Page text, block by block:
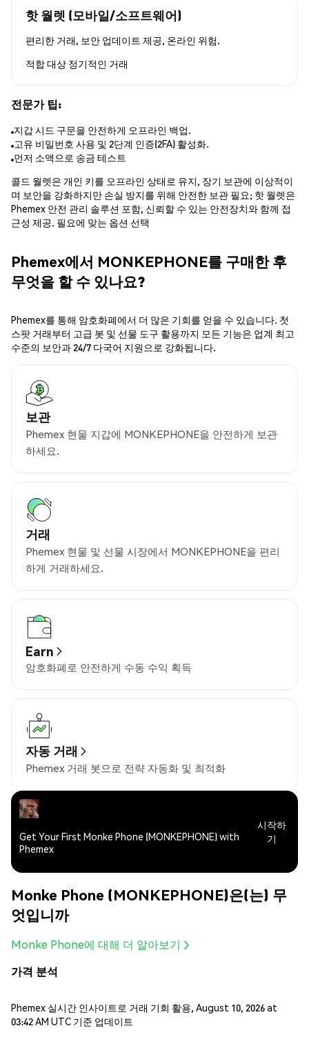
핫 월렛 (모바일/소프트웨어)
편리한 거래, 보안 업데이트 제공, 온라인 위험.
적합 대상 정기적인 거래
전문가 팁:
지갑 시드 구문을 안전하게 오프라인 백업.
고유 비밀번호 사용 및 2단계 인증(2FA) 활성화.
먼저 소액으로 송금 테스트
콜드 월렛은 개인 키를 오프라인 상태로 유지, 장기 보관에 이상적이
며 보안을 강화하지만 손실 방지를 위해 안전한 보관 필요; 핫 월렛은
Phemex 안전 관리 솔루션 포함, 신뢰할 수 있는 안전장치와 함께 접
근성 제공. 필요에 맞는 옵션 선택
Phemex에서 MONKEPHONE를 구매한 후
무엇을 할 수 있나요?
Phemex를 통해 암호화폐에서 더 많은 기회를 얻을 수 있습니다. 첫
스팟 거래부터 고급 봇 및 선물 도구 활용까지 모든 기능은 업계 최고
수준의 보안과 24/7 다국어 지원으로 강화됩니다.
보관
Phemex 현물 지갑에 MONKEPHONE을 안전하게 보관
하세요.
거래
Phemex 현물 및 선물 시장에서 MONKEPHONE을 편리
하게 거래하세요.
Earn
암호화폐로 안전하게 수동 수익 획득
자동 거래
Phemex 거래 봇으로 전략 자동화 및 최적화
Get Your First Monke Phone (MONKEPHONE) with
Phemex
시작하
기
Monke Phone (MONKEPHONE)은(는) 무
엇입니까
Monke Phone에 대해 더 알아보기
가격 분석
Phemex 실시간 인사이트로 거래 기회 활용, August 10, 2026 at
03:42 AM UTC 기준 업데이트